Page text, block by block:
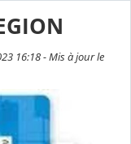
16:18 - Mis à jour le